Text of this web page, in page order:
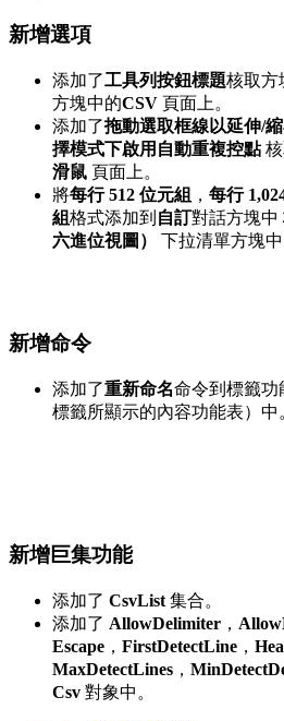
新增選項
添加了工具列按鈕標題核取方
方塊中的CSV 頁面上。
添加了拖動選取框線以延伸/
擇模式下啟用自動重複控點核
滑鼠 頁面上。
將每行 512 位元組 ， 每行
組格式添加到 自訂對話方塊中
六進位視圖）
下拉清單方塊中
新增命令
添加了重新命名命令到標籤功
標籤所顯示的內容功能表）中
新增巨集功能
添加了 CsvList 集合。
添加了 AllowDelimiter ，
Escape ， FirstDetectLine ，
MaxDetectLines ，
Csv 對象中。